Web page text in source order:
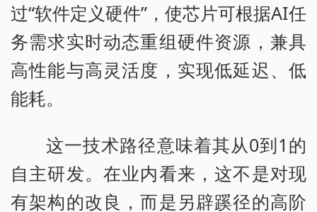
过“软件定义硬件”，使芯片可根据AI任
务需求实时动态重组硬件资源，兼具
高性能与高灵活度，实现低延迟、低
能耗。
这一技术路径意味着其从0到1的
自主研发。在业内看来，这不是对现
有架构的改良，而是另辟蹊径的高阶